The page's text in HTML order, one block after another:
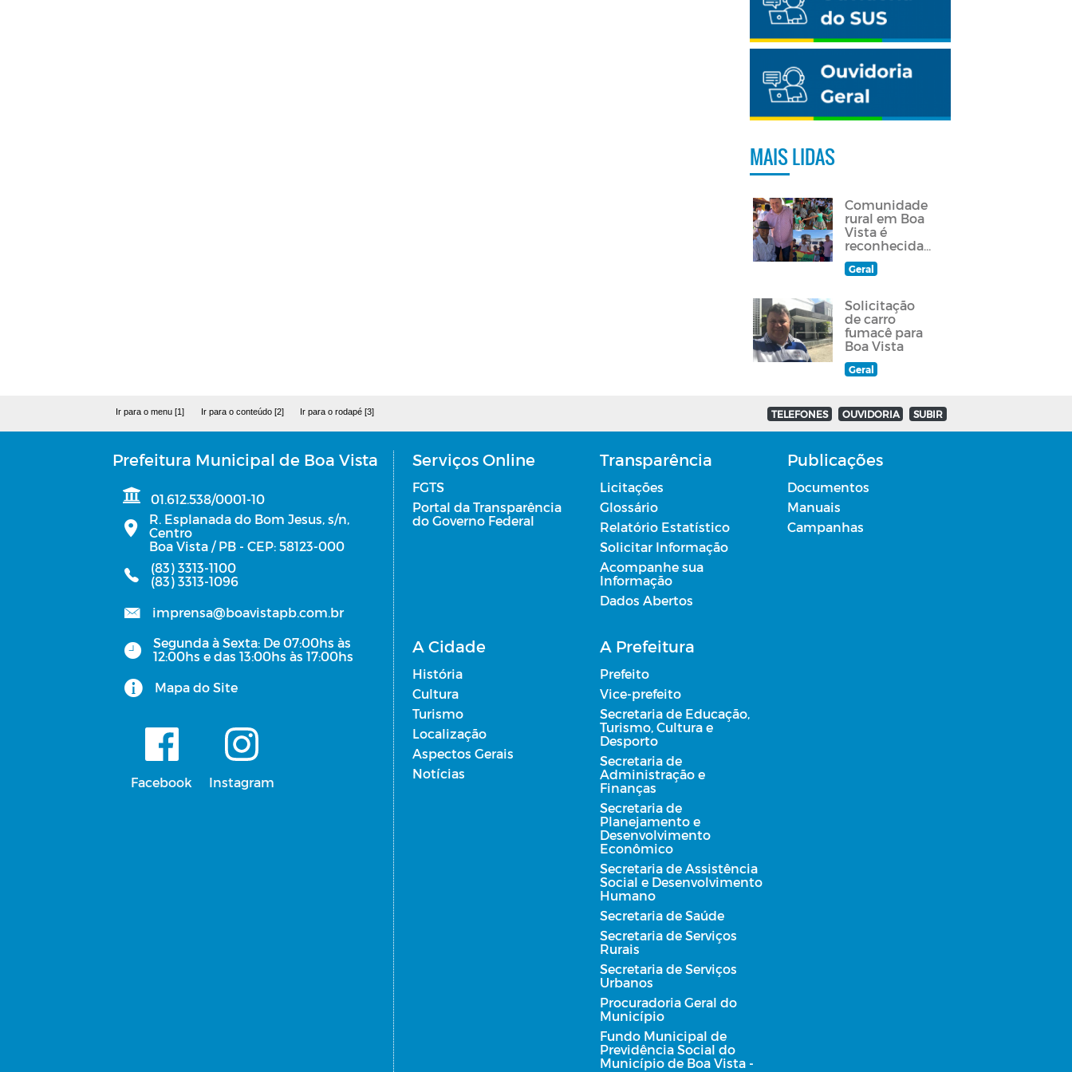
MAIS LIDAS
Comunidade
rural em Boa
Vista é
reconhecida
como
quilombola
Geral
Solicitação
de carro
fumacê para
Boa Vista
Geral
Ir para o menu [1] Ir para o conteúdo [2] Ir para o rodapé [3] TELEFONES OUVIDORIA SUBIR
Prefeitura Municipal de Boa Vista
01.612.538/0001-10
R. Esplanada do Bom Jesus, s/n,
Centro
Boa Vista / PB - CEP: 58123-000
(83) 3313-1100
(83) 3313-1096
imprensa@boavistapb.com.br
Segunda à Sexta: De 07:00hs às
12:00hs e das 13:00hs às 17:00hs
Mapa do Site
Facebook Instagram
Serviços Online
FGTS
Portal da Transparência
do Governo Federal
Transparência
Licitações
Glossário
Relatório Estatístico
Solicitar Informação
Acompanhe sua
Informação
Dados Abertos
Publicações
Documentos
Manuais
Campanhas
A Cidade
História
Cultura
Turismo
Localização
Aspectos Gerais
Notícias
A Prefeitura
Prefeito
Vice-prefeito
Secretaria de Educação,
Turismo, Cultura e
Desporto
Secretaria de
Administração e
Finanças
Secretaria de
Planejamento e
Desenvolvimento
Econômico
Secretaria de Assistência
Social e Desenvolvimento
Humano
Secretaria de Saúde
Secretaria de Serviços
Rurais
Secretaria de Serviços
Urbanos
Procuradoria Geral do
Município
Fundo Municipal de
Previdência Social do
Município de Boa Vista -